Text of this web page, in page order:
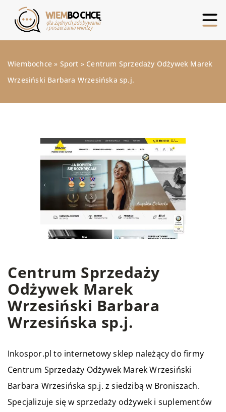
Wiembochce » Sport » Centrum Sprzedaży Odżywek Marek
Wrzesiński Barbara Wrzesińska sp.j.
Centrum Sprzedaży
Odżywek Marek
Wrzesiński Barbara
Wrzesińska sp.j.
Inkospor.pl to internetowy sklep należący do firmy
Centrum Sprzedaży Odżywek Marek Wrzesiński
Barbara Wrzesińska sp.j. z siedzibą w Broniszach.
Specjalizuje się w sprzedaży odżywek i suplementów